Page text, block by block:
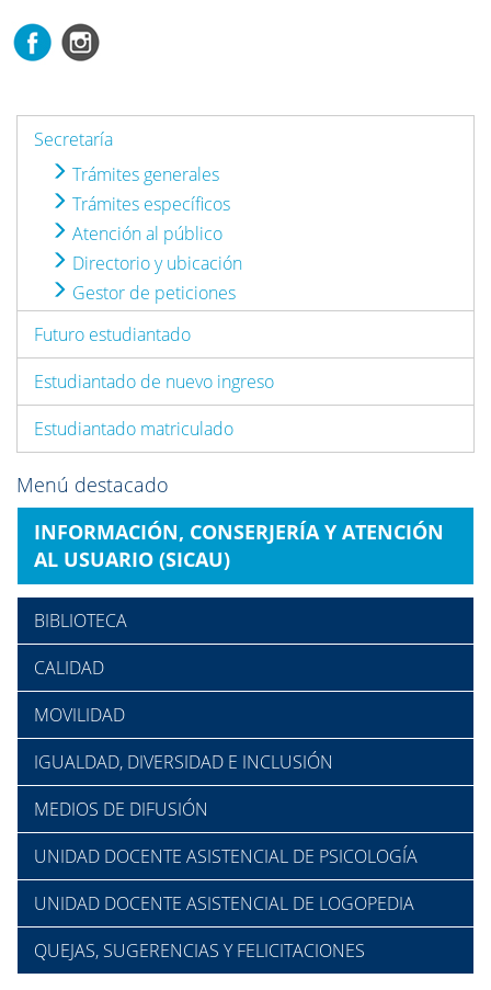
Secretaría
Trámites generales
Trámites específicos
Atención al público
Directorio y ubicación
Gestor de peticiones
Futuro estudiantado
Estudiantado de nuevo ingreso
Estudiantado matriculado
Menú destacado
INFORMACIÓN, CONSERJERÍA Y ATENCIÓN
AL USUARIO (SICAU)
BIBLIOTECA
CALIDAD
MOVILIDAD
IGUALDAD, DIVERSIDAD E INCLUSIÓN
MEDIOS DE DIFUSIÓN
UNIDAD DOCENTE ASISTENCIAL DE PSICOLOGÍA
UNIDAD DOCENTE ASISTENCIAL DE LOGOPEDIA
QUEJAS, SUGERENCIAS Y FELICITACIONES